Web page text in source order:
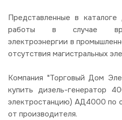
Представленные в
работы в случае
электроэнергии в
отсутствия магистральных
Компания "Торговый Дом
купить дизель-генератор
электростанцию) АД4000 по
от производителя.